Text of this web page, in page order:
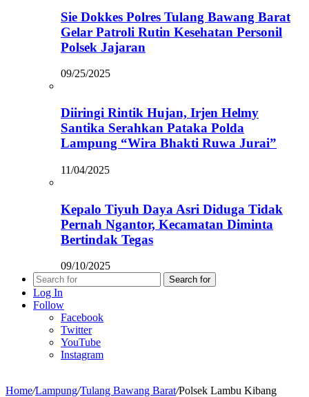
Sie Dokkes Polres Tulang Bawang Barat
Gelar Patroli Rutin Kesehatan Personil
Polsek Jajaran
09/25/2025
Diiringi Rintik Hujan, Irjen Helmy
Santika Serahkan Pataka Polda
Lampung “Wira Bhakti Ruwa Jurai”
11/04/2025
Kepalo Tiyuh Daya Asri Diduga Tidak
Pernah Ngantor, Kecamatan Diminta
Bertindak Tegas
09/10/2025
Search for
Log In
Follow
Facebook
Twitter
YouTube
Instagram
Home/Lampung/Tulang Bawang Barat/Polsek Lambu Kibang